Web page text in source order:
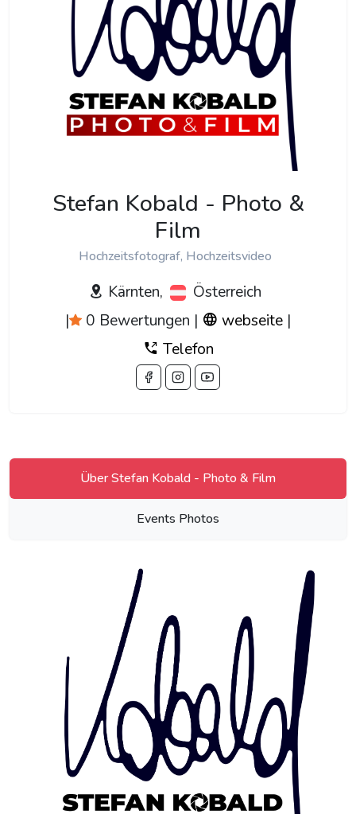
Stefan Kobald - Photo &
Film
Hochzeitsfotograf, Hochzeitsvideo
Kärnten,
Österreich
|
0 Bewertungen | webseite |
Telefon
Über Stefan Kobald - Photo & Film
Events Photos